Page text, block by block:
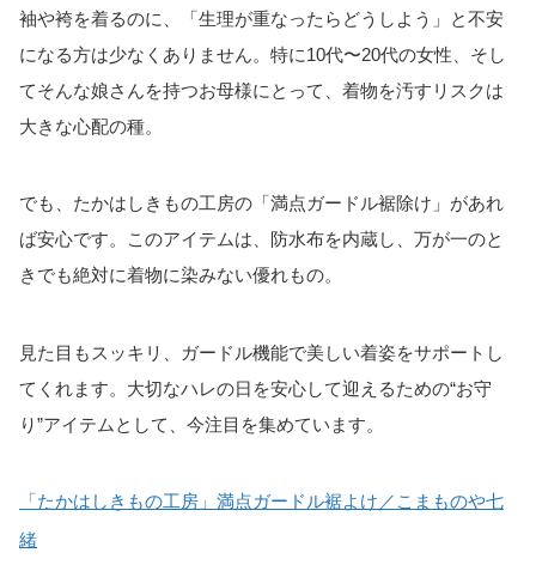
袖や袴を着るのに、「生理が重なったらどうしよう」と不安
になる方は少なくありません。特に10代〜20代の女性、そし
てそんな娘さんを持つお母様にとって、着物を汚すリスクは
大きな心配の種。
でも、たかはしきもの工房の「満点ガードル裾除け」があれ
ば安心です。このアイテムは、防水布を内蔵し、万が一のと
きでも絶対に着物に染みない優れもの。
見た目もスッキリ、ガードル機能で美しい着姿をサポートし
てくれます。大切なハレの日を安心して迎えるための“お守
り”アイテムとして、今注目を集めています。
「たかはしきもの工房」満点ガードル裾よけ／こまものや七
緒